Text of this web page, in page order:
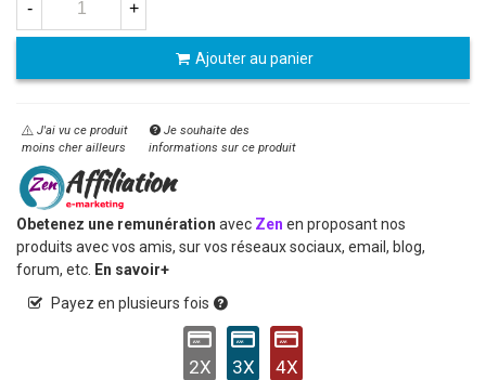
- +
Ajouter au panier
J'ai vu ce produit
moins cher ailleurs
Je souhaite des
informations sur ce produit
Obetenez une remunération avec Zen en proposant nos
produits avec vos amis, sur vos réseaux sociaux, email, blog,
forum, etc. En savoir+
Payez en plusieurs fois
2X 3X 4X